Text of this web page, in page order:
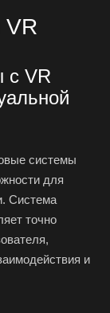
VR
с VR
системы
для
Система
точно
и